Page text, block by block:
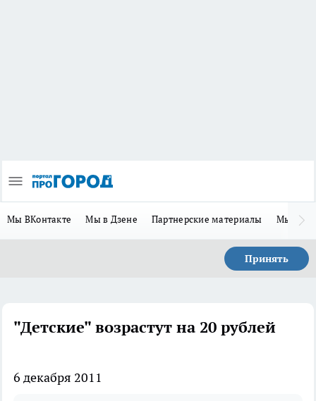
Мы ВКонтакте Мы в Дзене Партнерские материалы Мы в
Принять
"Детские" возрастут на 20 рублей
6 декабря 2011